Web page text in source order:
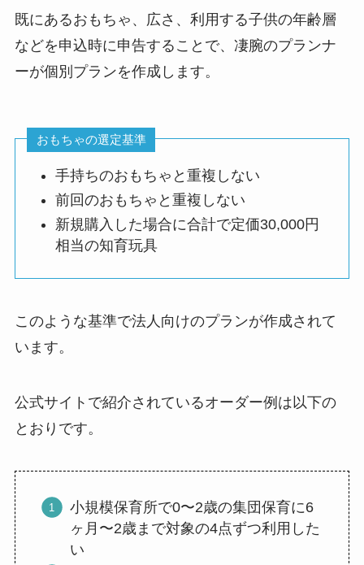
既にあるおもちゃ、広さ、利用する子供の年齢層
などを申込時に申告することで、凄腕のプランナ
ーが個別プランを作成します。
おもちゃの選定基準
手持ちのおもちゃと重複しない
前回のおもちゃと重複しない
新規購入した場合に合計で定価30,000円
相当の知育玩具
このような基準で法人向けのプランが作成されて
います。
公式サイトで紹介されているオーダー例は以下の
とおりです。
小規模保育所で0〜2歳の集団保育に6
ヶ月〜2歳まで対象の4点ずつ利用した
い